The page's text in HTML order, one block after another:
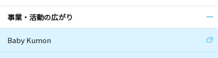
事業・活動の広がり
Baby Kumon